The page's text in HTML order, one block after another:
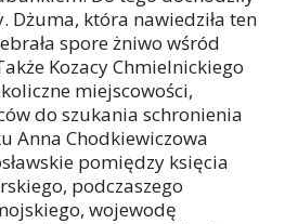
Dżuma, która nawiedziła ten
spore żniwo wśród
Kozacy Chmielnickiego
miejscowości,
do szukania schronienia
Anna Chodkiewiczowa
pomiędzy księcia
podczaszego
wojewodę